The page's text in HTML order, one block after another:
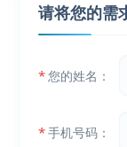
请将您的需
*您的姓名：
*手机号码：